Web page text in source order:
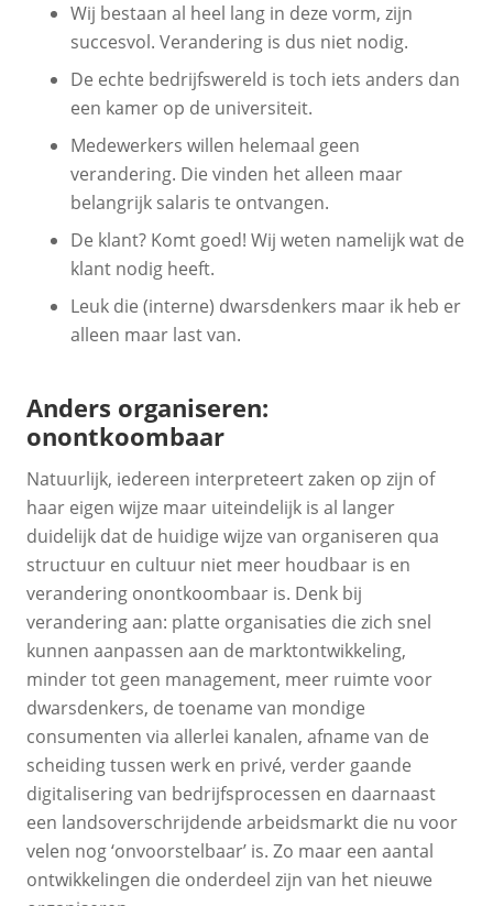
Wij bestaan al heel lang in deze vorm, zijn
succesvol. Verandering is dus niet nodig.
De echte bedrijfswereld is toch iets anders dan
een kamer op de universiteit.
Medewerkers willen helemaal geen
verandering. Die vinden het alleen maar
belangrijk salaris te ontvangen.
De klant? Komt goed! Wij weten namelijk wat de
klant nodig heeft.
Leuk die (interne) dwarsdenkers maar ik heb er
alleen maar last van.
Anders organiseren:
onontkoombaar
Natuurlijk, iedereen interpreteert zaken op zijn of
haar eigen wijze maar uiteindelijk is al langer
duidelijk dat de huidige wijze van organiseren qua
structuur en cultuur niet meer houdbaar is en
verandering onontkoombaar is. Denk bij
verandering aan: platte organisaties die zich snel
kunnen aanpassen aan de marktontwikkeling,
minder tot geen management, meer ruimte voor
dwarsdenkers, de toename van mondige
consumenten via allerlei kanalen, afname van de
scheiding tussen werk en privé, verder gaande
digitalisering van bedrijfsprocessen en daarnaast
een landsoverschrijdende arbeidsmarkt die nu voor
velen nog ‘onvoorstelbaar’ is. Zo maar een aantal
ontwikkelingen die onderdeel zijn van het nieuwe